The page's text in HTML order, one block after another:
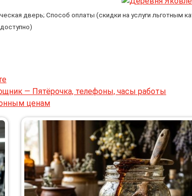
дверь; Способ оплаты (скидки на услуги льготным
— Пятёрочка, телефоны, часы работы
ценам